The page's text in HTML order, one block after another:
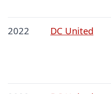
2022 DC United